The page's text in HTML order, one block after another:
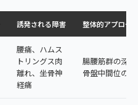
誘発される障害 整体的アプロー
腰痛、ハムス
トリングス肉
離れ、坐骨神
経痛
腸腰筋群の深
骨盤中間位の